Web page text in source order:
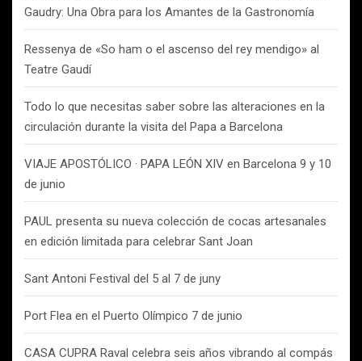
Gaudry: Una Obra para los Amantes de la Gastronomía
Ressenya de «So ham o el ascenso del rey mendigo» al
Teatre Gaudí
Todo lo que necesitas saber sobre las alteraciones en la
circulación durante la visita del Papa a Barcelona
VIAJE APOSTÓLICO · PAPA LEÓN XIV en Barcelona 9 y 10
de junio
PAUL presenta su nueva colección de cocas artesanales
en edición limitada para celebrar Sant Joan
Sant Antoni Festival del 5 al 7 de juny
Port Flea en el Puerto Olímpico 7 de junio
CASA CUPRA Raval celebra seis años vibrando al compás